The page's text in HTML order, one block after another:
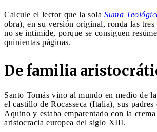
Calcule el lector que la sola Suma
obra), en su versión original, ronda las
no se intimide, porque se consiguen
quinientas páginas.
De familia
Santo Tomás vino al mundo en medio de
el castillo de Rocasseca (Italia), sus padres
Aquino y estaba emparentado con la
aristocracia europea del siglo XIII.